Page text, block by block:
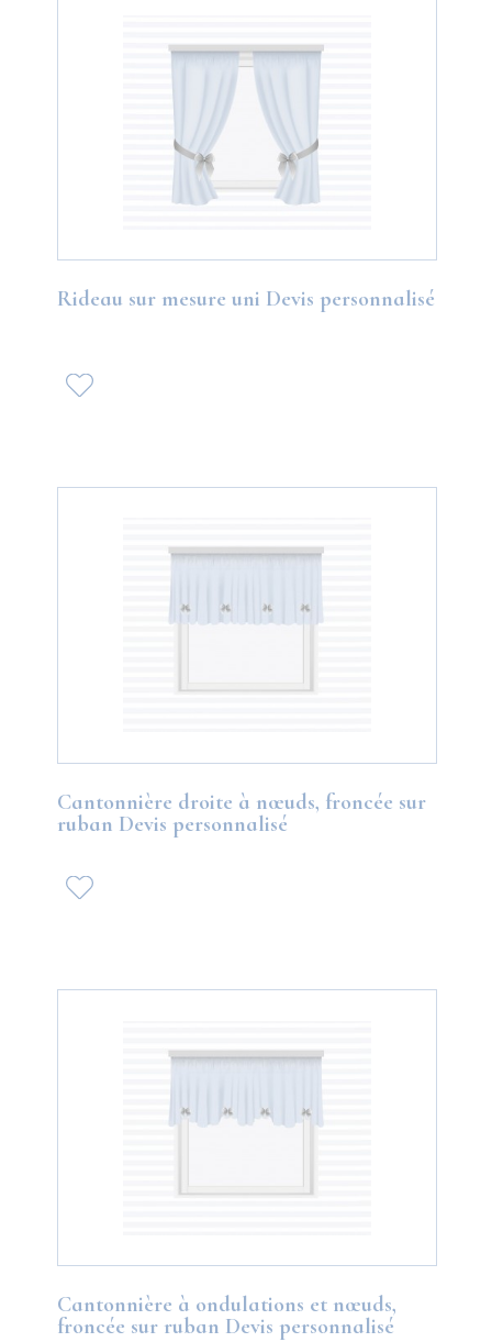
Rideau sur mesure uni Devis personnalisé
Cantonnière droite à nœuds, froncée sur
ruban Devis personnalisé
Cantonnière à ondulations et nœuds,
froncée sur ruban Devis personnalisé